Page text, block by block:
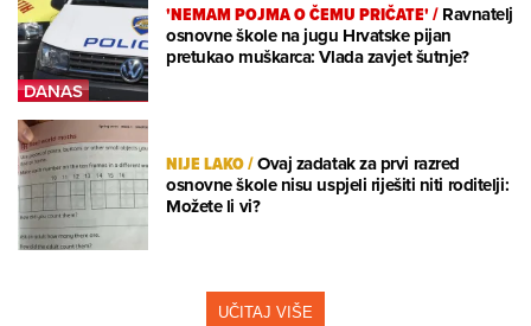
'NEMAM POJMA O ČEMU PRIČATE'/Ravnatelj
osnovne škole na jugu Hrvatske pijan
pretukao muškarca: Vlada zavjet šutnje?
NIJE LAKO/Ovaj zadatak za prvi razred
osnovne škole nisu uspjeli riješiti niti roditelji:
Možete li vi?
UČITAJ VIŠE